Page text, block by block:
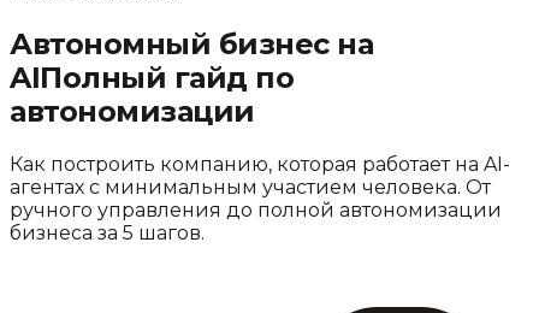
Автономный бизнес на
AIПолный гайд по
автономизации
Как построить компанию, которая работает на AI-
агентах с минимальным участием человека. От
ручного управления до полной автономизации
бизнеса за 5 шагов.